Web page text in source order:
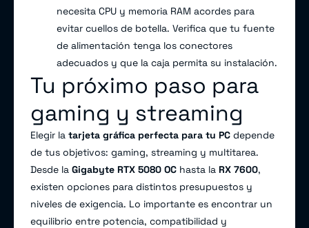
necesita CPU y memoria RAM acordes para
evitar cuellos de botella. Verifica que tu fuente
de alimentación tenga los conectores
adecuados y que la caja permita su instalación.
Tu próximo paso para
gaming y streaming
Elegir la tarjeta gráfica perfecta para tu PC depende
de tus objetivos: gaming, streaming y multitarea.
Desde la Gigabyte RTX 5080 OC hasta la RX 7600,
existen opciones para distintos presupuestos y
niveles de exigencia. Lo importante es encontrar un
equilibrio entre potencia, compatibilidad y